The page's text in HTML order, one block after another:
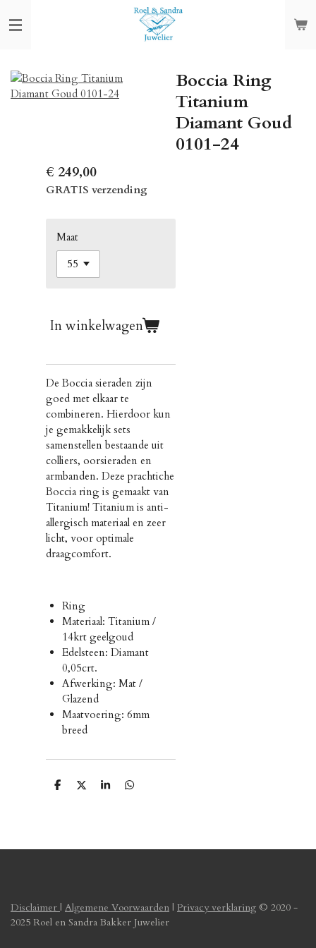
direct
hoofdinhoud
Boccia Ring
Titanium
Diamant Goud
0101-24
€ 249,00
GRATIS verzending
Maat
In winkelwagen
De Boccia sieraden zijn
goed met elkaar te
combineren. Hierdoor kun
je gemakkelijk sets
samenstellen bestaande uit
colliers, oorsieraden en
armbanden. Deze prachtiche
Boccia ring is gemaakt van
Titanium! Titanium is anti-
allergisch materiaal en zeer
licht, voor optimale
draagcomfort.
Ring
Materiaal: Titanium /
14krt geelgoud
Edelsteen: Diamant
0,05crt.
Afwerking: Mat /
Glazend
Maatvoering: 6mm
breed
D
D
S
D
Disclaimer | Algemene Voorwaarden | Privacy verklaring © 2020 -
2025 Roel en Sandra Bakker Juwelier